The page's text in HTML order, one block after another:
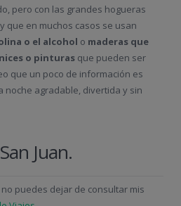
pero con las grandes hogueras
que en muchos casos se usan
o el alcohol o maderas que
o pinturas que pueden ser
que un poco de información es
noche agradable, divertida y sin
Juan.
puedes dejar de consultar mis